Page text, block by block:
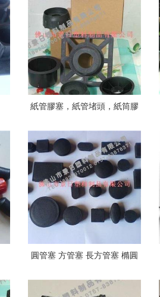
紙管膠塞，紙管堵頭，紙筒膠
塞
圓管塞 方管塞 長方管塞 橢圓
管塞 異形管塞